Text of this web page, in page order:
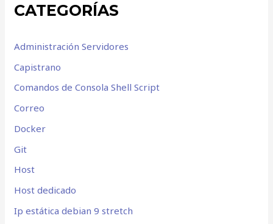
CATEGORÍAS
Administración Servidores
Capistrano
Comandos de Consola Shell Script
Correo
Docker
Git
Host
Host dedicado
Ip estática debian 9 stretch